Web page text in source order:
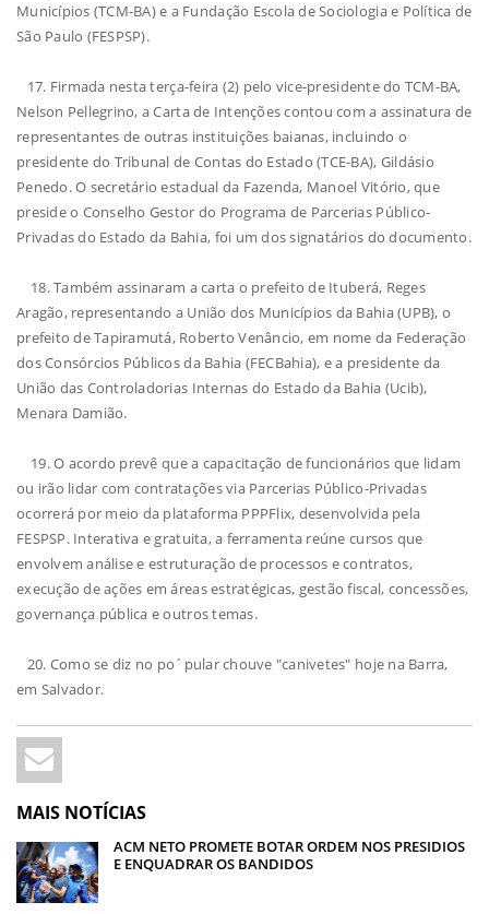
Municípios (TCM-BA) e a Fundação Escola de Sociologia e Política de
São Paulo (FESPSP).
17. Firmada nesta terça-feira (2) pelo vice-presidente do TCM-BA,
Nelson Pellegrino, a Carta de Intenções contou com a assinatura de
representantes de outras instituições baianas, incluindo o
presidente do Tribunal de Contas do Estado (TCE-BA), Gildásio
Penedo. O secretário estadual da Fazenda, Manoel Vitório, que
preside o Conselho Gestor do Programa de Parcerias Público-
Privadas do Estado da Bahia, foi um dos signatários do documento.
18. Também assinaram a carta o prefeito de Ituberá, Reges
Aragão, representando a União dos Municípios da Bahia (UPB), o
prefeito de Tapiramutá, Roberto Venâncio, em nome da Federação
dos Consórcios Públicos da Bahia (FECBahia), e a presidente da
União das Controladorias Internas do Estado da Bahia (Ucib),
Menara Damião.
19. O acordo prevê que a capacitação de funcionários que lidam
ou irão lidar com contratações via Parcerias Público-Privadas
ocorrerá por meio da plataforma PPPFlix, desenvolvida pela
FESPSP. Interativa e gratuita, a ferramenta reúne cursos que
envolvem análise e estruturação de processos e contratos,
execução de ações em áreas estratégicas, gestão fiscal, concessões,
governança pública e outros temas.
20. Como se diz no po´pular chouve "canivetes" hoje na Barra,
em Salvador.
MAIS NOTÍCIAS
ACM NETO PROMETE BOTAR ORDEM NOS PRESIDIOS
E ENQUADRAR OS BANDIDOS